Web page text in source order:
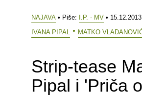
NAJAVA • Piše: I.P. - MV •
IVANA PIPAL
MATKO
Strip-tease
Pipal i 'Priča